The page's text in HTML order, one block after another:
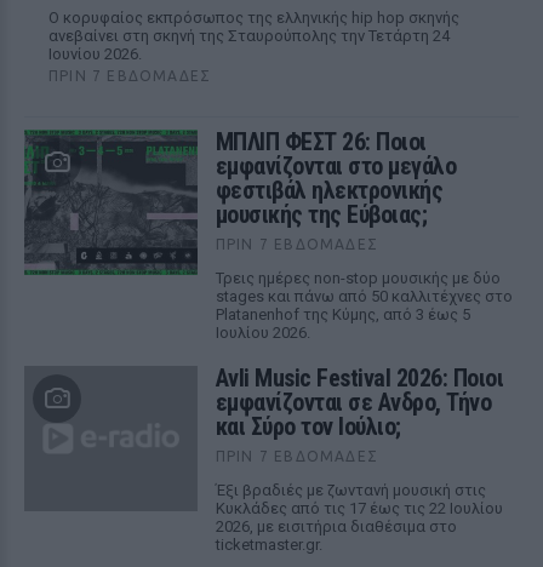
Ο κορυφαίος εκπρόσωπος της ελληνικής hip hop σκηνής
ανεβαίνει στη σκηνή της Σταυρούπολης την Τετάρτη 24
Ιουνίου 2026.
ΠΡΙΝ 7 ΕΒΔΟΜΆΔΕΣ
ΜΠΛΙΠ ΦΕΣΤ 26: Ποιοι
εμφανίζονται στο μεγάλο
φεστιβάλ ηλεκτρονικής
μουσικής της Εύβοιας;
ΠΡΙΝ 7 ΕΒΔΟΜΆΔΕΣ
Τρεις ημέρες non-stop μουσικής με δύο
stages και πάνω από 50 καλλιτέχνες στο
Platanenhof της Κύμης, από 3 έως 5
Ιουλίου 2026.
Avli Music Festival 2026: Ποιοι
εμφανίζονται σε Ανδρο, Τήνο
και Σύρο τον Ιούλιο;
ΠΡΙΝ 7 ΕΒΔΟΜΆΔΕΣ
Έξι βραδιές με ζωντανή μουσική στις
Κυκλάδες από τις 17 έως τις 22 Ιουλίου
2026, με εισιτήρια διαθέσιμα στο
ticketmaster.gr.